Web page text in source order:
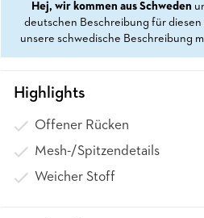
Hej, wir kommen aus Schweden
deutschen Beschreibung für
unsere schwedische Beschreibung
Highlights
Offener Rücken
Mesh-/Spitzendetails
Weicher Stoff